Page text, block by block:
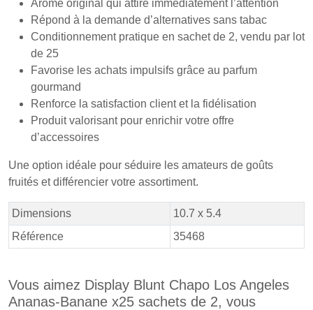
Arôme original qui attire immédiatement l’attention
Répond à la demande d’alternatives sans tabac
Conditionnement pratique en sachet de 2, vendu par lot
de 25
Favorise les achats impulsifs grâce au parfum
gourmand
Renforce la satisfaction client et la fidélisation
Produit valorisant pour enrichir votre offre
d’accessoires
Une option idéale pour séduire les amateurs de goûts
fruités et différencier votre assortiment.
Dimensions
10.7 x 5.4
Référence
35468
Vous aimez Display Blunt Chapo Los Angeles
Ananas-Banane x25 sachets de 2, vous